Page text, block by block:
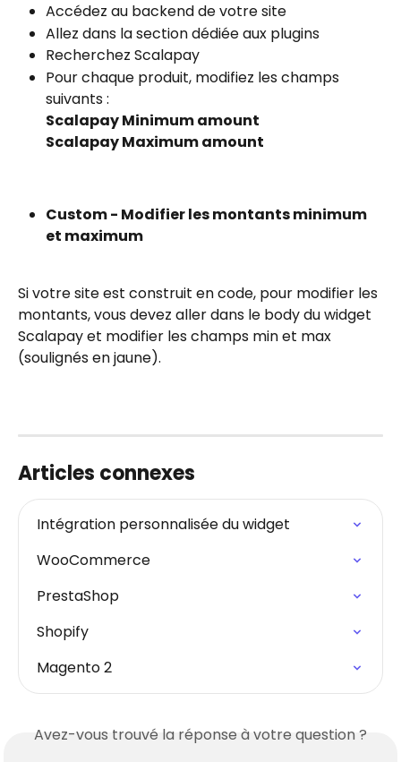
Accédez au backend de votre site
Allez dans la section dédiée aux plugins
Recherchez Scalapay
Pour chaque produit, modifiez les champs
suivants :
Scalapay Minimum amount
Scalapay Maximum amount
Custom - Modifier les montants minimum
et maximum
Si votre site est construit en code, pour modifier les
montants, vous devez aller dans le body du widget
Scalapay et modifier les champs min et max
(soulignés en jaune).
Articles connexes
Intégration personnalisée du widget
WooCommerce
PrestaShop
Shopify
Magento 2
Avez-vous trouvé la réponse à votre question ?